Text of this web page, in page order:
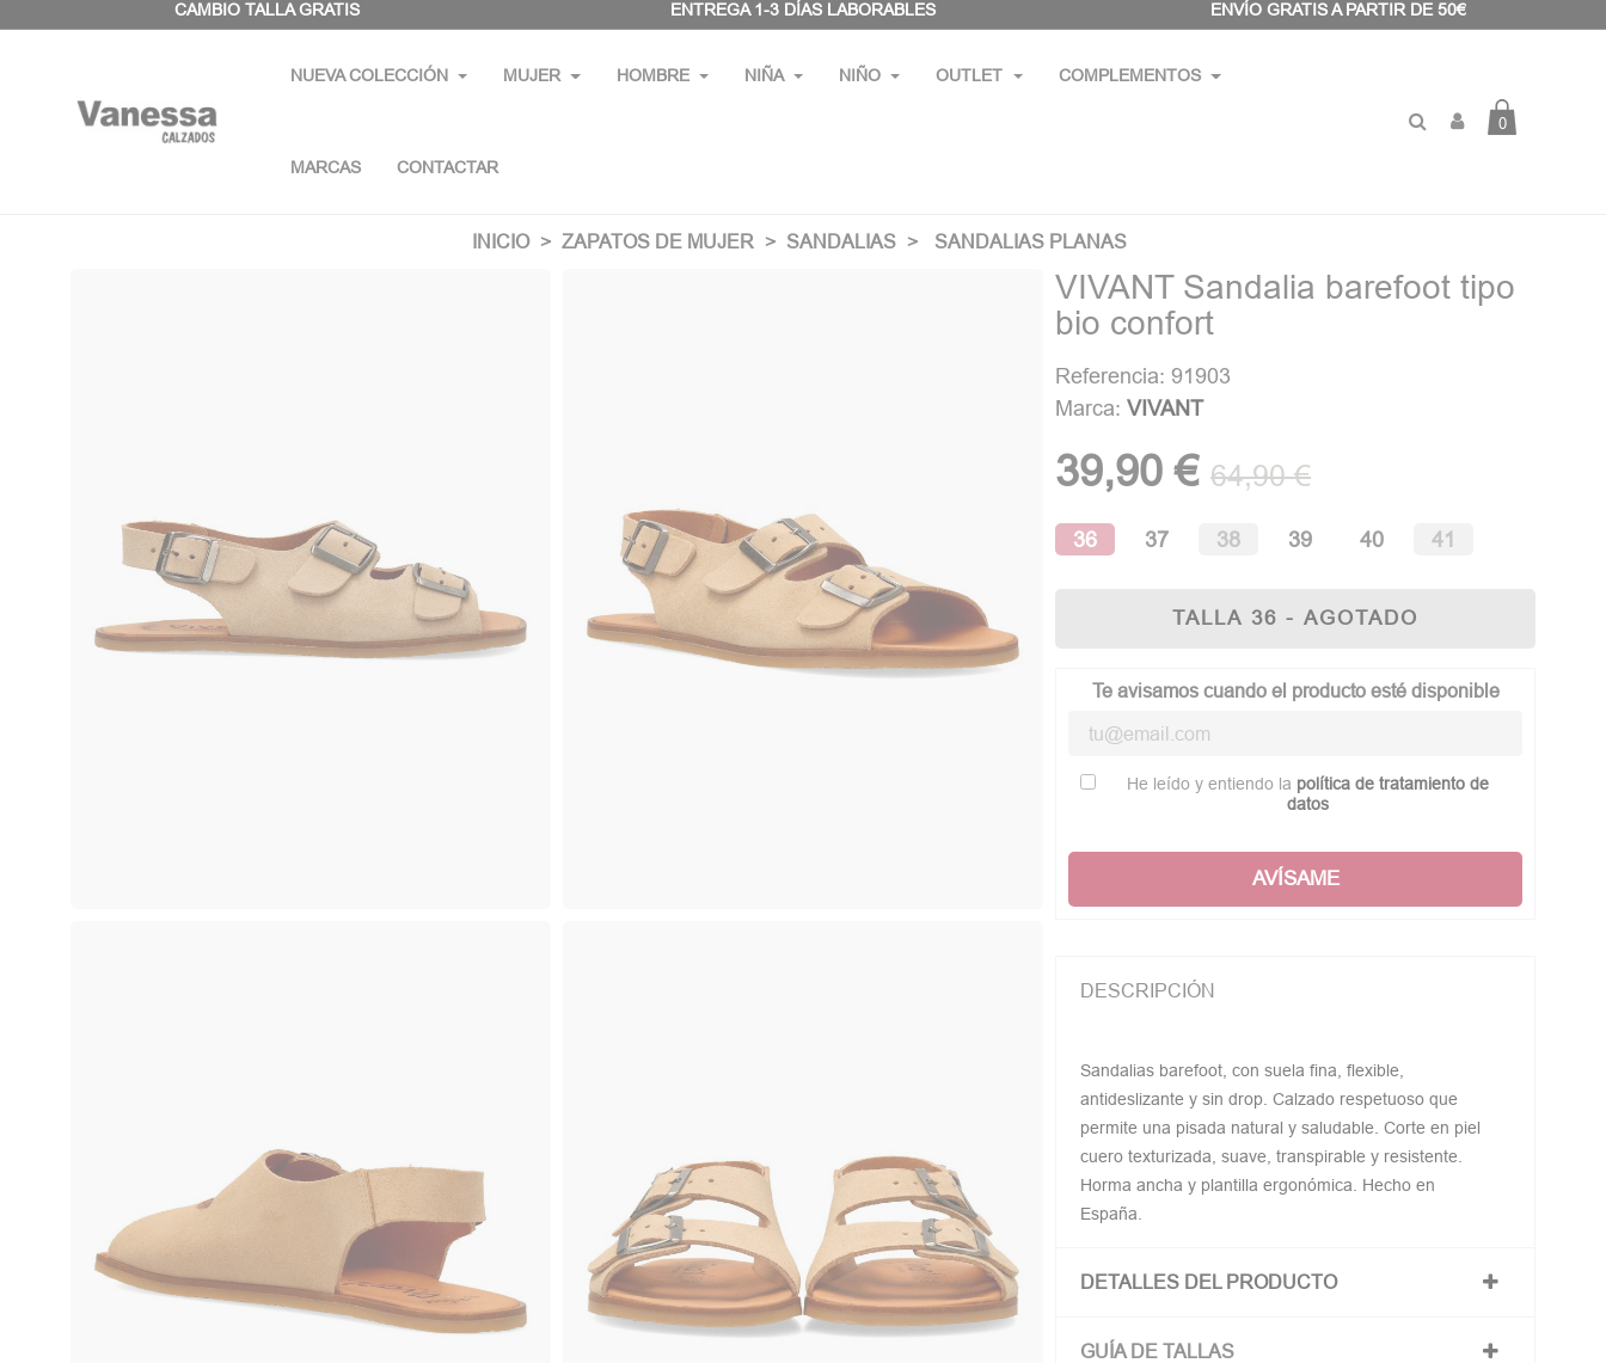
CAMBIO TALLA GRATIS ENTREGA 1-3 DÍAS LABORABLES ENVÍO GRATIS A PARTIR DE 50€
NUEVA COLECCIÓN MUJER HOMBRE NIÑA NIÑO OUTLET COMPLEMENTOS
MARCAS CONTACTAR
0
INICIO ZAPATOS DE MUJER SANDALIAS SANDALIAS PLANAS
VIVANT Sandalia barefoot tipo
bio confort
Referencia: 91903
Marca:VIVANT
39,90 € 64,90 €
36 37 38 39 40 41
TALLA 36 - AGOTADO
Te avisamos cuando el producto esté disponible
He leído y entiendo la política de tratamiento de
datos
AVÍSAME
DESCRIPCIÓN
Sandalias barefoot, con suela fina, flexible,
antideslizante y sin drop. Calzado respetuoso que
permite una pisada natural y saludable. Corte en piel
cuero texturizada, suave, transpirable y resistente.
Horma ancha y plantilla ergonómica. Hecho en
España.
DETALLES DEL PRODUCTO
GUÍA DE TALLAS
Panel de gestión de cookies